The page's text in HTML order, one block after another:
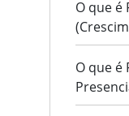
O que é
O que é